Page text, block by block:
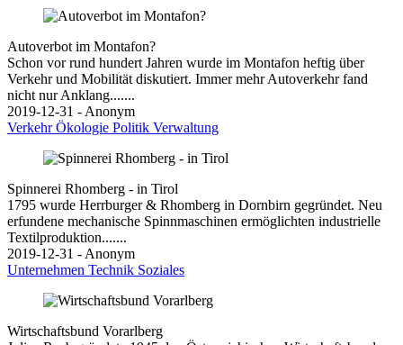
Autoverbot im Montafon?
Schon vor rund hundert Jahren wurde im Montafon heftig über
Verkehr und Mobilität diskutiert. Immer mehr Autoverkehr fand
nicht nur Anklang.......
2019-12-31 - Anonym
VerkehrÖkologie Politik Verwaltung
Spinnerei Rhomberg - in Tirol
1795 wurde Herrburger & Rhomberg in Dornbirn gegründet. Neu
erfundene mechanische Spinnmaschinen ermöglichten industrielle
Textilproduktion.......
2019-12-31 - Anonym
Unternehmen Technik Soziales
Wirtschaftsbund Vorarlberg